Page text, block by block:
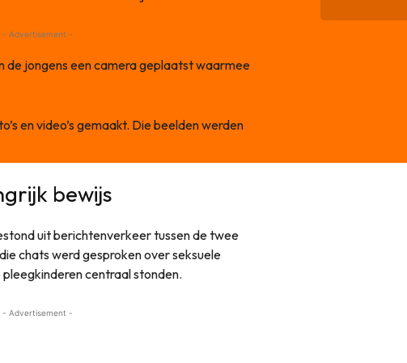
- Advertisement -
de jongens een camera geplaatst waarmee
en video’s gemaakt. Die beelden werden
bewijs
uit berichtenverkeer tussen de twee
chats werd gesproken over seksuele
centraal stonden.
- Advertisement -